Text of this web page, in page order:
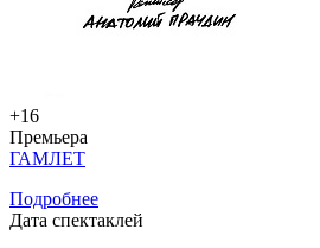
+16
Премьера
ГАМЛЕТ
Подробнее
Дата спектаклей